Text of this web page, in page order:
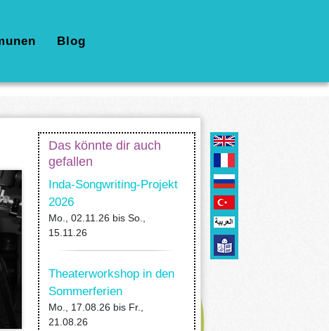
Blog
Das könnte dir auch
gefallen
Inda-Songwriting-Projekt
2026
Mo., 02.11.26 bis So.,
15.11.26
Theaterworkshop in den
Sommerferien
Mo., 17.08.26 bis Fr.,
21.08.26